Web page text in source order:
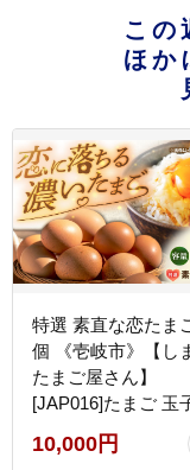
この
ほか
特選 素直な恋たま
個 《壱岐市》【し
たまご屋さん】
[JAP016]たまご 玉
フト 国産 たまごか
飯 のし 卵 [JAP016]
10,000円